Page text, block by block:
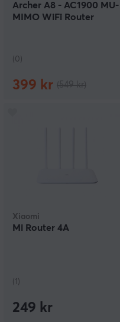
Archer A8 - AC1900 MU-
MIMO WiFi Router
(0)
399 kr
Xiaomi
Mi Router 4A
(1)
249 kr